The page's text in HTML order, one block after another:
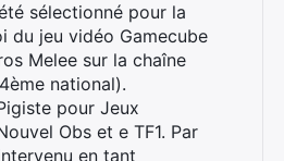
sélectionné pour la
du jeu vidéo Gamecube
Melee sur la chaîne
national).
pour Jeux
Obs et e TF1. Par
en tant